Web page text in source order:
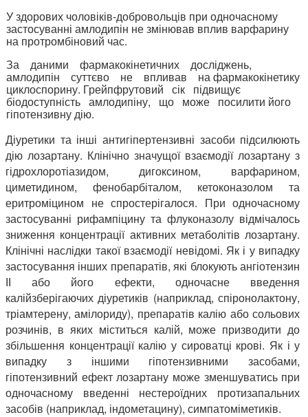
У здорових чоловіків-добровольців при одночасному
застосуванні амлодипін не змінював вплив варфарину
на протромбіновий час.
За даними фармакокінетичних досліджень,
амлодипін суттєво не впливав на фармакокінетику
циклоспорину. Грейпфрутовий сік підвищує
біодоступність амлодипіну, що може посилити його
гіпотензивну дію.
Діуретики та інші антигіпертензивні засоби підсилюють
дію лозартану. Клінічно значущої взаємодії лозартану з
гідрохлоротіазидом, дигоксином, варфарином,
циметидином, фенобарбіталом, кетоконазолом та
еритроміцином не спростерігалося. При одночасному
застосуванні рифампіцину та флуконазолу відмічалось
зниження концентрації активних метаболітів лозартану.
Клінічні наслідки такої взаємодії невідомі. Як і у випадку
застосування інших препаратів, які блокують ангіотензин
ІІ або його ефекти, одночасне введення
калійзберігаючих діуретиків (наприклад, спіронолактону,
тріамтерену, амілориду), препаратів калію або сольових
розчинів, в яких міститься калій, може призводити до
збільшення концентрації калію у сироватці крові. Як і у
випадку з іншими гіпотензивними засобами,
гіпотензивний ефект лозартану може зменшуватись при
одночасному введенні нестероїдних протизапальних
засобів (наприклад, індометацину), симпатоміметиків.